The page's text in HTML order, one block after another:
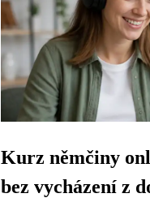
Kurz němčiny
bez vycházení z